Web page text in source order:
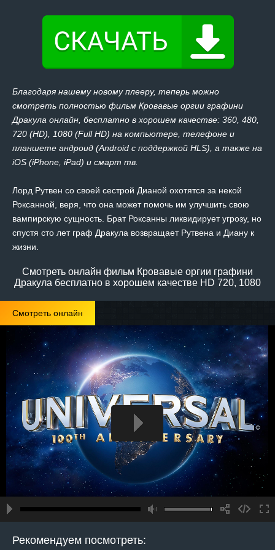
Благодаря нашему новому плееру, теперь можно
смотреть полностью фильм Кровавые оргии графини
Дракула онлайн, бесплатно в хорошем качестве: 360, 480,
720 (HD), 1080 (Full HD) на компьютере, телефоне и
планшете андроид (Android с поддержкой HLS), а также на
iOS (iPhone, iPad) и смарт тв.
Лорд Рутвен со своей сестрой Дианой охотятся за некой
Роксанной, веря, что она может помочь им улучшить свою
вампирскую сущность. Брат Роксанны ликвидирует угрозу, но
спустя сто лет граф Дракула возвращает Рутвена и Диану к
жизни.
Смотреть онлайн фильм Кровавые оргии графини
Дракула бесплатно в хорошем качестве HD 720, 1080
Смотреть онлайн
Рекомендуем посмотреть: